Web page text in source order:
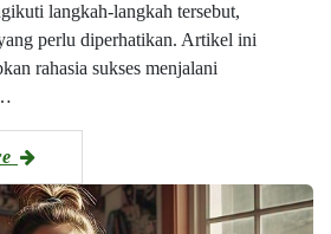
langkah-langkah tersebut,
perlu diperhatikan. Artikel ini
rahasia sukses menjalani